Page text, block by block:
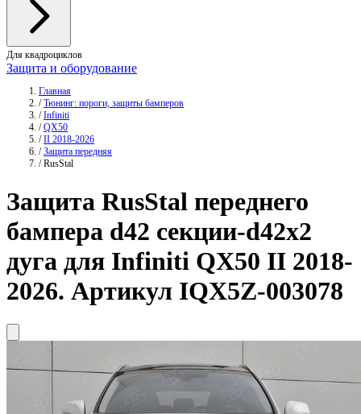
Для квадроциклов
Защита и оборудование
Главная
/ Тюнинг: пороги, защиты бамперов
/ Infiniti
/ QX50
/ II 2018-2026
/ Защита передняя
/ RusStal
Защита RusStal переднего
бампера d42 секции-d42х2
дуга для Infiniti QX50 II 2018-
2026. Артикул IQX5Z-003078